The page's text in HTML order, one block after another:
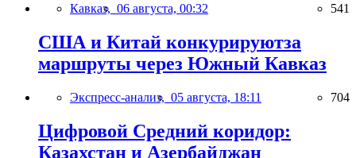
Кавказ, 06 августа, 00:32 541
США и Китай конкурируютза
маршруты через Южный Кавказ
Экспресс-анализ, 05 августа, 18:11 704
Цифровой Средний коридор:
Казахстан и Азербайджан